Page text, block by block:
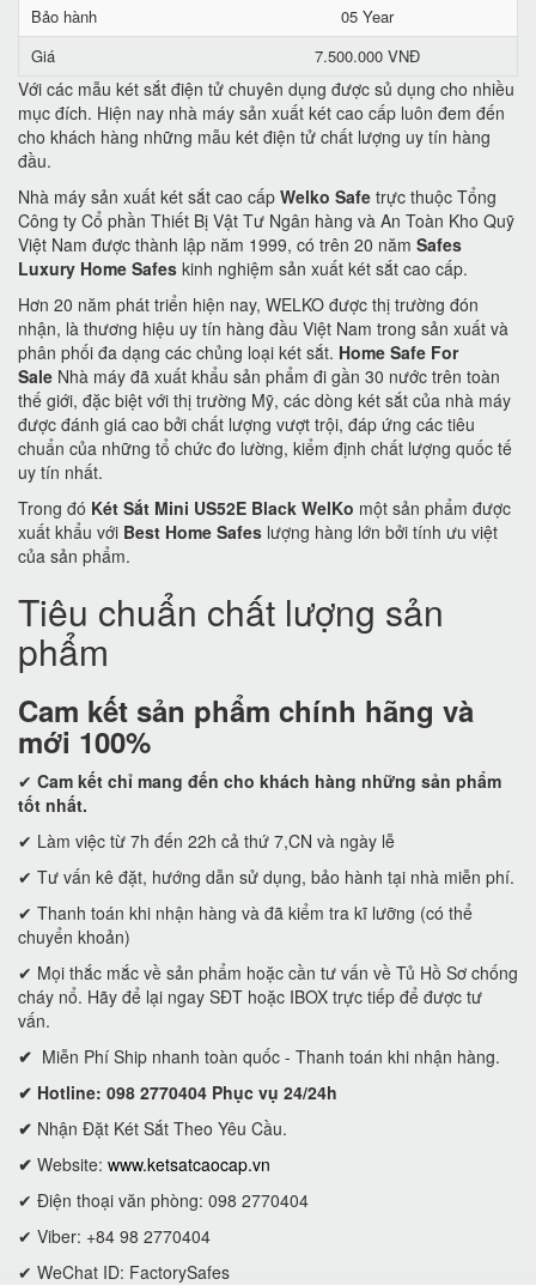
Bảo hành
05 Year
Giá
7.500.000 VNĐ
Với các mẫu két sắt điện tử chuyên dụng được sủ dụng cho nhiều
mục đích. Hiện nay nhà máy sản xuất két cao cấp luôn đem đến
cho khách hàng những mẫu két điện tử chất lượng uy tín hàng
đầu.
Nhà máy sản xuất két sắt cao cấp Welko Safe trực thuộc Tổng
Công ty Cổ phần Thiết Bị Vật Tư Ngân hàng và An Toàn Kho Quỹ
Việt Nam được thành lập năm 1999, có trên 20 năm Safes
Luxury Home Safes kinh nghiệm sản xuất két sắt cao cấp.
Hơn 20 năm phát triển hiện nay, WELKO được thị trường đón
nhận, là thương hiệu uy tín hàng đầu Việt Nam trong sản xuất và
phân phối đa dạng các chủng loại két sắt. Home Safe For
Sale Nhà máy đã xuất khẩu sản phẩm đi gần 30 nước trên toàn
thế giới, đặc biệt với thị trường Mỹ, các dòng két sắt của nhà máy
được đánh giá cao bởi chất lượng vượt trội, đáp ứng các tiêu
chuẩn của những tổ chức đo lường, kiểm định chất lượng quốc tế
uy tín nhất.
Trong đó Két Sắt Mini US52E Black WelKo một sản phẩm được
xuất khẩu với Best Home Safes lượng hàng lớn bởi tính ưu việt
của sản phẩm.
Tiêu chuẩn chất lượng sản
phẩm
Cam kết sản phẩm chính hãng và
mới 100%
✔ Cam kết chỉ mang đến cho khách hàng những sản phẩm
tốt nhất.
✔ Làm việc từ 7h đến 22h cả thứ 7,CN và ngày lễ
✔ Tư vấn kê đặt, hướng dẫn sử dụng, bảo hành tại nhà miễn phí.
✔ Thanh toán khi nhận hàng và đã kiểm tra kĩ lưỡng (có thể
chuyển khoản)
✔ Mọi thắc mắc về sản phẩm hoặc cần tư vấn về Tủ Hồ Sơ chống
cháy nổ. Hãy để lại ngay SĐT hoặc IBOX trực tiếp để được tư
vấn.
✔ Miễn Phí Ship nhanh toàn quốc - Thanh toán khi nhận hàng.
✔ Hotline: 098 2770404 Phục vụ 24/24h
✔ Nhận Đặt Két Sắt Theo Yêu Cầu.
✔ Website: www.ketsatcaocap.vn
✔ Điện thoại văn phòng: 098 2770404
✔ Viber: +84 98 2770404
✔ WeChat ID: FactorySafes